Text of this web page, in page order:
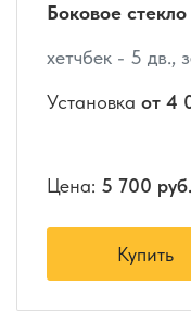
Боковое
хетчбек - 5 дв.,
Установка от 4
Цена: 5 700 руб.
Купить